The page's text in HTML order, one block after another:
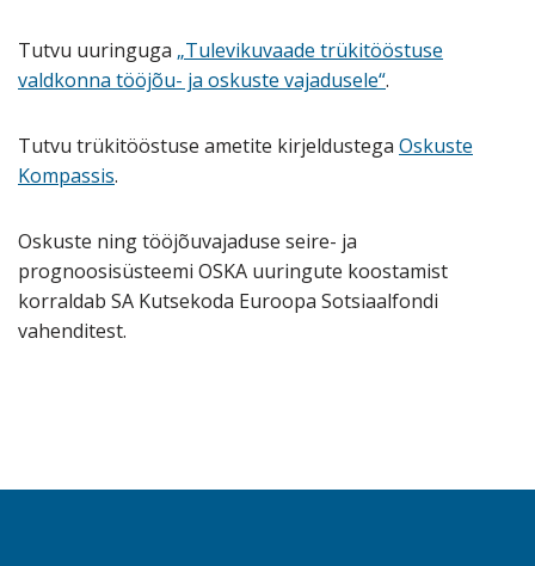
Tutvu uuringuga „Tulevikuvaade trükitööstuse
valdkonna tööjõu- ja oskuste vajadusele“.
Tutvu trükitööstuse ametite kirjeldustega Oskuste
Kompassis.
Oskuste ning tööjõuvajaduse seire- ja
prognoosisüsteemi OSKA uuringute koostamist
korraldab SA Kutsekoda Euroopa Sotsiaalfondi
vahenditest.